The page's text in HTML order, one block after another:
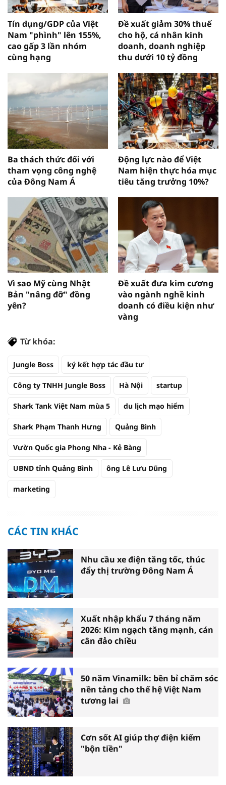
Tín dụng/GDP của Việt
Nam "phình" lên 155%,
cao gấp 3 lần nhóm
cùng hạng
Đề xuất giảm 30% thuế
cho hộ, cá nhân kinh
doanh, doanh nghiệp
thu dưới 10 tỷ đồng
Ba thách thức đối với
tham vọng công nghệ
của Đông Nam Á
Động lực nào để Việt
Nam hiện thực hóa mục
tiêu tăng trưởng 10%?
Vì sao Mỹ cùng Nhật
Bản "nâng đỡ" đồng
yên?
Đề xuất đưa kim cương
vào ngành nghề kinh
doanh có điều kiện như
vàng
Từ khóa:
Jungle Boss ký kết hợp tác đầu tư
Công ty TNHH Jungle Boss Hà Nội startup
Shark Tank Việt Nam mùa 5 du lịch mạo hiểm
Shark Phạm Thanh Hưng Quảng Bình
Vườn Quốc gia Phong Nha - Kẻ Bàng
UBND tỉnh Quảng Bình ông Lê Lưu Dũng
marketing
CÁC TIN KHÁC
Nhu cầu xe điện tăng tốc, thúc
đẩy thị trường Đông Nam Á
Xuất nhập khẩu 7 tháng năm
2026: Kim ngạch tăng mạnh, cán
cân đảo chiều
50 năm Vinamilk: bền bỉ chăm sóc
nền tảng cho thế hệ Việt Nam
tương lai
Cơn sốt AI giúp thợ điện kiếm
"bộn tiền"